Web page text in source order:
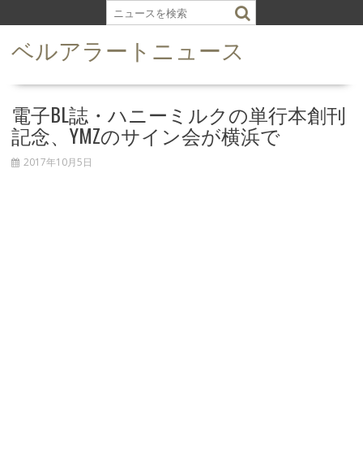
k
ベルアラートニュース
電子BL誌・ハニーミルクの単行本創刊
記念、YMZのサイン会が横浜で
2017年10月5日